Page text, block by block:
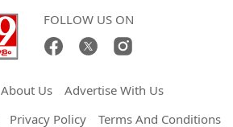
FOLLOW US ON
About Us
Advertise With Us
Privacy Policy Terms And Conditions